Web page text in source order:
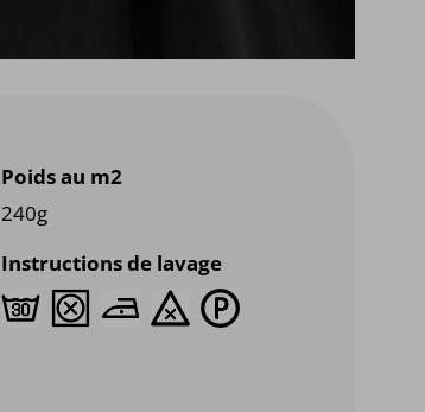
Poids au m2
240g
Instructions de lavage